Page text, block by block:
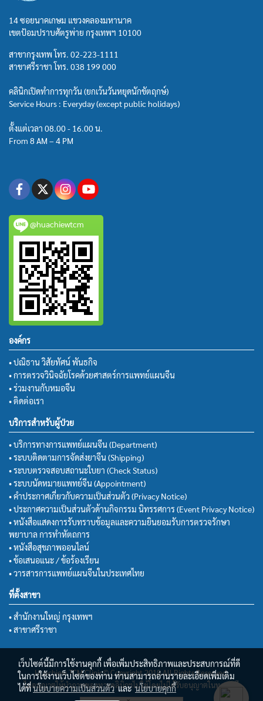
14 ซอยนาคเกษม แขวงคลองมหานาค
เขตป้อมปราบศัตรูพ่าย กรุงเทพฯ 10100
สาขากรุงเทพ โทร. 02-223-1111
สาขาศรีราชา โทร. 038 199 000
คลินิกเปิดทำการทุกวัน (ยกเว้นวันหยุดนักขัตฤกษ์)
Service Hours : Everyday (except public holidays)
ตั้งแต่เวลา 08.00 - 16.00 น.
From 8 AM – 4 PM
@huachiewtcm
องค์กร
• ปณิธาน วิสัยทัศน์ พันธกิจ
• การตรวจวินิจฉัยโรคด้วยศาสตร์การแพทย์แผนจีน
• ร่วมงานกับหมอจีน
• ติดต่อเรา
บริการสำหรับผู้ป่วย
• บริการทางการแพทย์แผนจีน (Department)
• ระบบติดตามการจัดส่งยาจีน (Shipping)
• ระบบตรวจสอบสถานะใบยา (Check Status)
• ระบบนัดหมายแพทย์จีน (Appointment)
• คำประกาศเกี่ยวกับความเป็นส่วนตัว (Privacy Notice)
• ประกาศความเป็นส่วนตัวด้านกิจกรรม นิทรรศการ (Event Privacy Notice)
• หนังสือแสดงการรับทราบข้อมูลและความยินยอมรับการตรวจรักษา
พยาบาล การทำหัตถการ
• หนังสือสุขภาพออนไลน์
• ข้อเสนอแนะ / ข้อร้องเรียน
• วารสารการแพทย์แผนจีนในประเทศไทย
ที่ตั้งสาขา
• สำนักงานใหญ่ กรุงเทพฯ
• สาขาศรีราชา
Huachiew TCM Clinic© Copyright 2018 All Rights Reserved.
ไม่อนุญาตให้นำภาพของทางคลินิกฯไปใช้โดยไม่ได้รับอนุญาตในทุกกรณี
เว็บไซต์นี้มีการใช้งานคุกกี้ เพื่อเพิ่มประสิทธิภาพและประสบการณ์ที่ดี
ในการใช้งานเว็บไซต์ของท่าน ท่านสามารถอ่านรายละเอียดเพิ่มเติม
ได้ที่นโยบายความเป็นส่วนตัวและนโยบายคุกกี้